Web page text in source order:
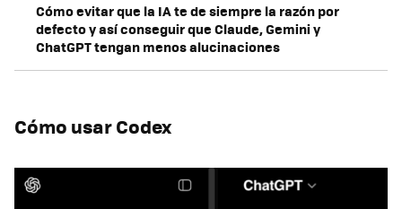
Cómo evitar que la IA te de siempre la razón por
defecto y así conseguir que Claude, Gemini y
ChatGPT tengan menos alucinaciones
Cómo usar Codex